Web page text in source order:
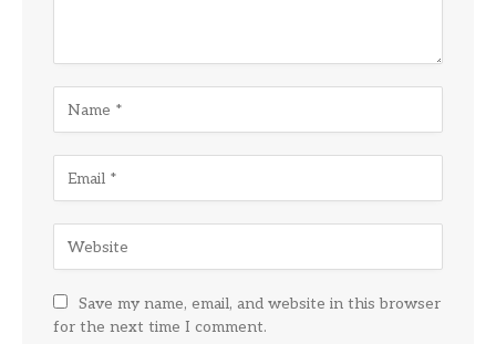
Save my name, email, and website in this browser
for the next time I comment.